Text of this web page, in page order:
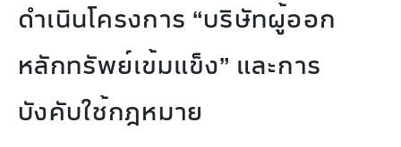
ดำเนินโครงการ “บริษัทผู้ออก
หลักทรัพย์เข้มแข็ง” และการ
บังคับใช้กฎหมาย